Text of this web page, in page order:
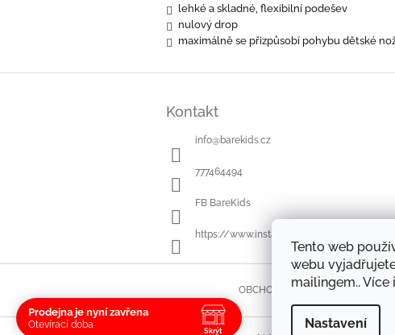
Tento web
webu
mailingem.. Více
Nastavení
lehké a skladné, flexibilní podešev
nulový drop
maximálně se přizpůsobí pohybu dětské
Kontakt
info@barekids.cz
777464494
FB BareKids
https://www.instagram.com/barekids/
OBCHODNÍ PODMÍNKY
Prodejna je nyní zavřena
Otevírací doba
Skrýt